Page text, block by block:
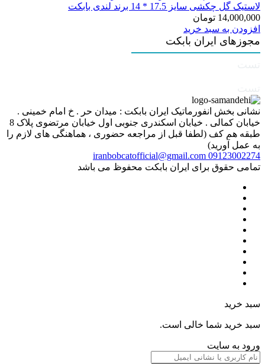
لاستیک گل چکشی سایز 17.5 * 14 برند لندی بابکت
14,000,000 تومان
افزودن به سبد خرید
مجوزهای ایران بابکت
نشانی بخش انفورماتیک ایران بابکت : میدان حر . خ امام خمینی .
خیابان کمالی . خیابان اسکندری جنوبی اول خیابان مرتضوی پلاک 8
طبقه هم کف (لطفا قبل از مراجعه حضوری ، هماهنگی های لازم را
به عمل آورید)
09123002274
iranbobcatofficial@gmail.com
تمامی حقوق برای ایران بابکت محفوظ می باشد
سبد خرید
سبد خرید شما خالی است.
ورود به سایت